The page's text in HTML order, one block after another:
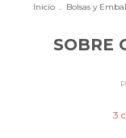
Inicio . Bolsas y
SOBRE
3